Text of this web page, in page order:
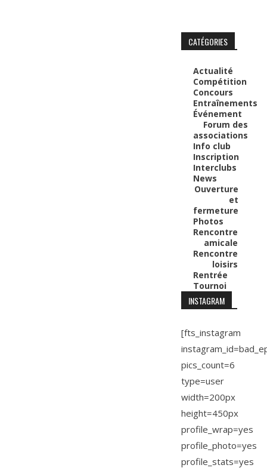
CATÉGORIES
Actualité
Compétition
Concours
Entraînements
Événement
Forum des
associations
Info club
Inscription
Interclubs
News
Ouverture
et
fermeture
Photos
Rencontre
amicale
Rencontre
loisirs
Rentrée
Tournoi
INSTAGRAM
[fts_instagram
pics_count=6
type=user
width=200px
height=450px
profile_wrap=yes
profile_photo=yes
profile_stats=yes